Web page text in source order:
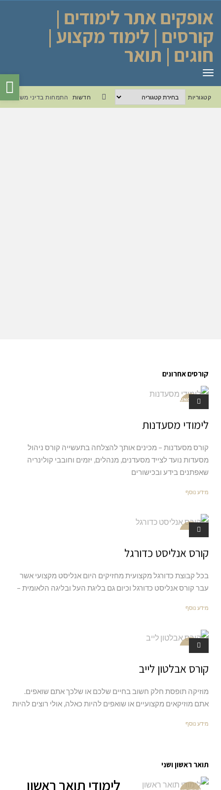
אופקים אתר לימודים |
קורסים | לימוד מקצוע |
חוגים | תואר
תפריט
קטגוריות
קטגוריות
Facebook
חדשות התמחות בדיני משפחה
קורסים אחרונים
UNCATE
GORIZE
D
לימודי מסעדנות
קורס מסעדנות – מכינים אותך להצלחה בתעשייה קורס ניהול
מסעדות נועד לצייד מסעדנים, מנהלים, יזמים וחובבי קולינריה
שאפתנים בידע ובכישורים
מידע נוסף
קורסים
קורס אנליסט כדורגל
בכל קבוצת כדורגל מקצועית מחזיקים היום אנליסט מקצועי אשר
עבר קורס אנליסט כדורגל וכיום גם בליגת העל ובליגה הלאומית –
מידע נוסף
העשרה
קורס אבלטון לייב
מוזיקה תופסת חלק חשוב בחיים שלכם או שלכך אתם שואפים.
אתם מוזיקאים מקצועיים או שואפים להיות כאלה, אולי רוצים להיות
מידע נוסף
תואר ראשון ושני
לימודי תואר ראשון